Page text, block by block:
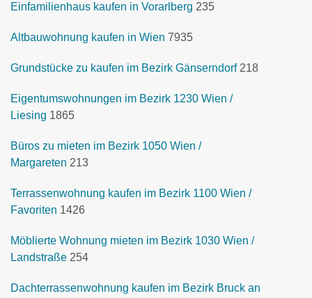
Einfamilienhaus kaufen in Vorarlberg 235
Altbauwohnung kaufen in Wien 7935
Grundstücke zu kaufen im Bezirk Gänserndorf 218
Eigentumswohnungen im Bezirk 1230 Wien /
Liesing 1865
Büros zu mieten im Bezirk 1050 Wien /
Margareten 213
Terrassenwohnung kaufen im Bezirk 1100 Wien /
Favoriten 1426
Möblierte Wohnung mieten im Bezirk 1030 Wien /
Landstraße 254
Dachterrassenwohnung kaufen im Bezirk Bruck an